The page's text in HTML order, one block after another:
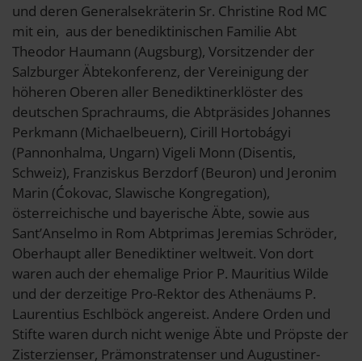
und deren Generalsekräterin Sr. Christine Rod MC
mit ein, aus der benediktinischen Familie Abt
Theodor Haumann (Augsburg), Vorsitzender der
Salzburger Äbtekonferenz, der Vereinigung der
höheren Oberen aller Benediktinerklöster des
deutschen Sprachraums, die Abtpräsides Johannes
Perkmann (Michaelbeuern), Cirill Hortobágyi
(Pannonhalma, Ungarn) Vigeli Monn (Disentis,
Schweiz), Franziskus Berzdorf (Beuron) und Jeronim
Marin (Ćokovac, Slawische Kongregation),
österreichische und bayerische Äbte, sowie aus
Sant’Anselmo in Rom Abtprimas Jeremias Schröder,
Oberhaupt aller Benediktiner weltweit. Von dort
waren auch der ehemalige Prior P. Mauritius Wilde
und der derzeitige Pro-Rektor des Athenäums P.
Laurentius Eschlböck angereist. Andere Orden und
Stifte waren durch nicht wenige Äbte und Pröpste der
Zisterzienser, Prämonstratenser und Augustiner-